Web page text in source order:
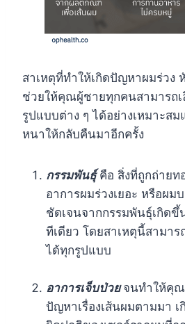
สาเหตุที่ทำให้เกิดปัญหาผมร่วง
ช่วยให้คุณผู้ชายทุกคนสามารถ
รูปแบบต่าง ๆ ได้อย่างเหมาะส
หนาให้กลับคืนมาอีกครั้ง
กรรมพันธุ์คือ สิ่งที่ถูกถ่ายท
อาการผมร่วงเยอะ หรือผม
ชัดเจนจากกรรมพันธุ์เกิดขึ้
ทีเดียว โดยสาเหตุนี้สามาร
ได้ทุกรูปแบบ
อาการเจ็บป่วยจนทำให้คุ
ปัญหาเรื่องเส้นผมตามมา